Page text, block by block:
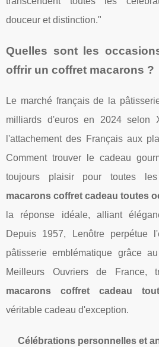
douceur et distinction."
Quelles sont les
offrir un coffret macarons ?
Le marché français de la
milliards d'euros en 2024 selon
l'attachement des Français aux
Comment trouver le cadeau
toujours plaisir pour toutes
macarons coffret cadeau toutes
la réponse idéale, alliant
Depuis 1957, Lenôtre perpétue
pâtisserie emblématique grâce
Meilleurs Ouvriers de France,
macarons coffret cadeau
véritable cadeau d'exception.
Célébrations personnelles et